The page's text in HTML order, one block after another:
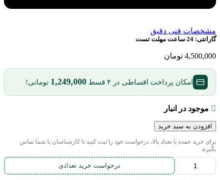
مشخصات فنی دقیق
گارانتی:
4,500,000 تومان
امکان پرداخت اقساطی در ۴ قسط 1,249,000 تومانی!
موجود در انبار
افزودن به سبد خرید
برای خرید عمده یا تعداد بالا، درخواست خود را ثبت کنید تا کارشناسان با شما تماس
بگیرند
درخواست خرید تعدادی